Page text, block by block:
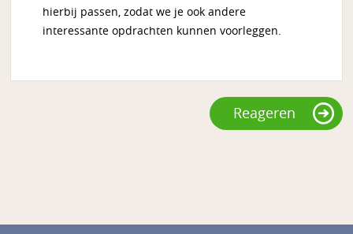
hierbij passen, zodat we je ook andere
interessante opdrachten kunnen voorleggen.
Reageren